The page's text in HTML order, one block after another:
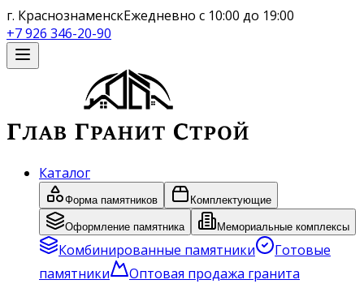
г. КраснознаменскЕжедневно с 10:00 до 19:00
+7 926 346-20-90
Каталог
Форма памятников Комплектующие
Оформление памятника Мемориальные комплексы
Комбинированные памятники
Готовые
памятники
Оптовая продажа гранита